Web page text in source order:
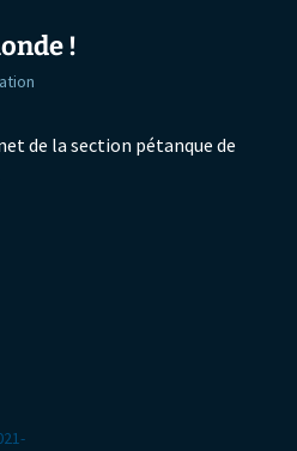
!
de la section pétanque de